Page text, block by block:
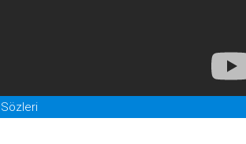
Sözleri